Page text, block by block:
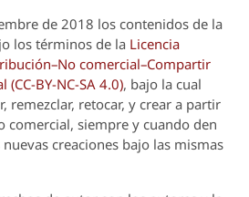
de 2018 los contenidos de la
los términos de la Licencia
comercial–Compartir
BY-NC-SA 4.0), bajo la cual
remezclar, retocar, y crear a partir
comercial, siempre y cuando den
creaciones bajo las mismas